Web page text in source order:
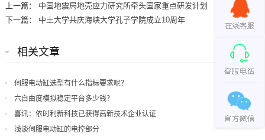
上一篇： 中国地震局地壳应力研究所牵头国家重点研发计划
下一篇： 中土大学共庆海峡大学孔子学院成立10周年
相关文章
伺服电动缸选型有什么指标要求呢？
六自由度模拟稳定平台多少钱？
喜讯：依时利新科技已获得高新技术企业认证
浅谈伺服电动缸的电控部分